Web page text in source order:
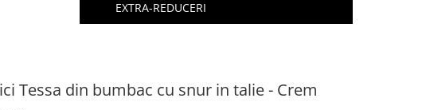
EXTRA-REDUCERI
Tessa din bumbac cu snur in talie - Crem